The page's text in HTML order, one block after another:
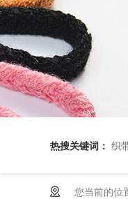
热搜关键词： 织
您当前的位